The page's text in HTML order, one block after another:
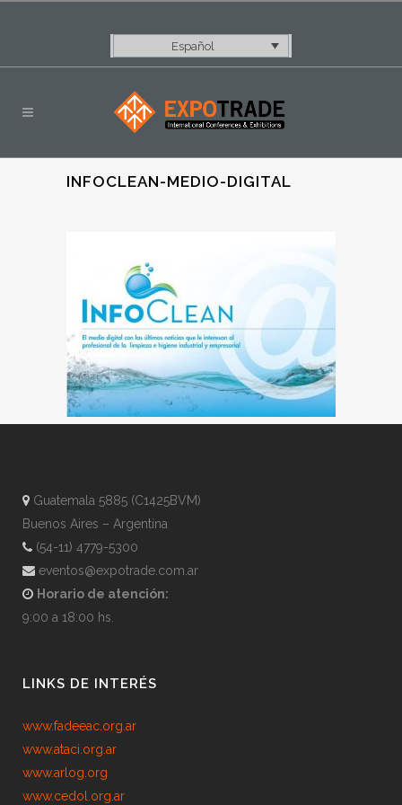
Español
INFOCLEAN-MEDIO-DIGITAL
Guatemala 5885 (C1425BVM)
Buenos Aires – Argentina
(54-11) 4779-5300
eventos@expotrade.com.ar
Horario de atención:
9:00 a 18:00 hs.
LINKS DE INTERÉS
www.fadeeac.org.ar
www.ataci.org.ar
www.arlog.org
www.cedol.org.ar